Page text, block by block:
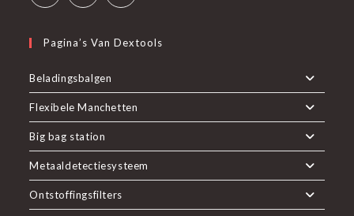
Pagina’s Van Dextools
Beladingsbalgen
Flexibele Manchetten
Big bag station
Metaaldetectiesysteem
Ontstoffingsfilters